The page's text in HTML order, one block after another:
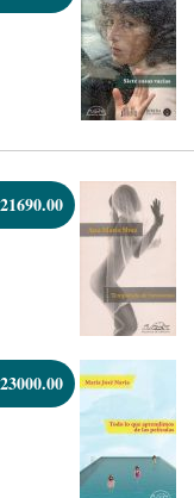
21690.00
23000.00